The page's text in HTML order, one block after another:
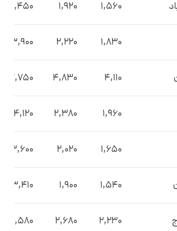
1,560
1,920
3,450
1,830
2,220
3,900
4,110
4,830
7,750
1,960
2,380
4,120
1,650
2,020
3,600
1,540
1,900
3,410
2,230
2,680
4,580